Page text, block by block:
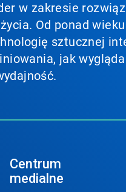
w zakresie
Od ponad
sztucznej
jak
Centrum
medialne